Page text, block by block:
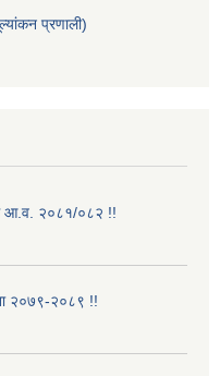
प्रणाली)
आ.व. २०८१/०८२ !!
२०७९-२०८९ !!